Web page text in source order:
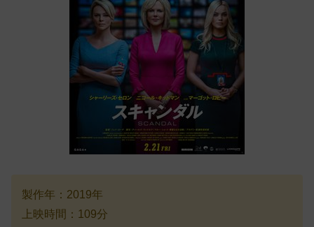
製作年：2019年
上映時間：109分